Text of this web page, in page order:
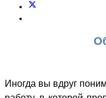
Иногда вы вдруг